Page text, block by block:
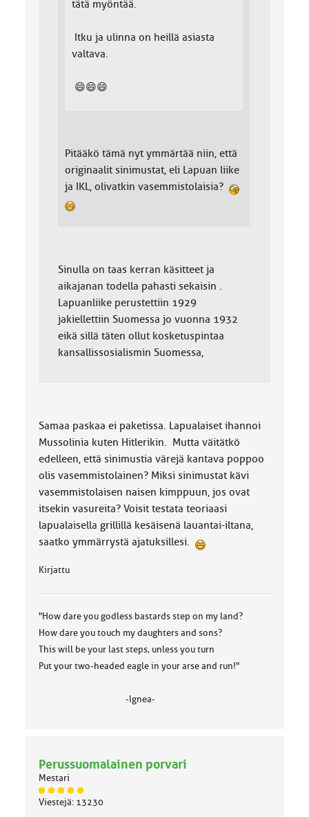
tätä myöntää.
Itku ja ulinna on heillä asiasta
valtava.
😄😄😄
Pitääkö tämä nyt ymmärtää niin, että
originaalit sinimustat, eli Lapuan liike
ja IKL, olivatkin vasemmistolaisia?
Sinulla on taas kerran käsitteet ja
aikajanan todella pahasti sekaisin .
Lapuanliike perustettiin 1929
jakiellettiin Suomessa jo vuonna 1932
eikä sillä täten ollut kosketuspintaa
kansallissosialismin Suomessa,
Samaa paskaa ei paketissa. Lapualaiset ihannoi
Mussolinia kuten Hitlerikin. Mutta väitätkö
edelleen, että sinimustia värejä kantava poppoo
olis vasemmistolainen? Miksi sinimustat kävi
vasemmistolaisen naisen kimppuun, jos ovat
itsekin vasureita? Voisit testata teoriaasi
lapualaisella grillillä kesäisenä lauantai-iltana,
saatko ymmärrystä ajatuksillesi.
Kirjattu
"How dare you godless bastards step on my land?
How dare you touch my daughters and sons?
This will be your last steps, unless you turn
Put your two-headed eagle in your arse and run!"
-Ignea-
Perussuomalainen porvari
Mestari
J
ä
Viestejä: 13230